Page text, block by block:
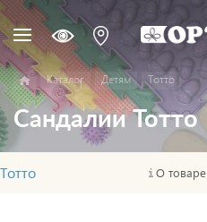
Каталог Детям Тотто
Сандалии Тотто
Тотто О товаре